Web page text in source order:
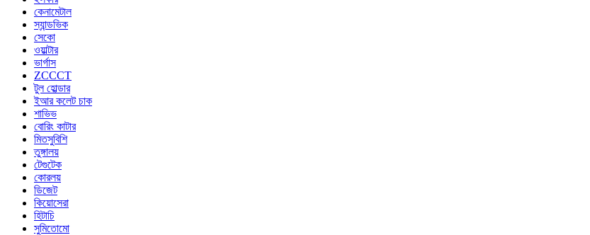
কেনামেটাল
স্যান্ডভিক
সেকো
ওয়াল্টার
ভার্গাস
ZCCCT
টুল হোল্ডার
ইআর কলেট চাক
শাভিভ
বোরিং কাটার
মিতসুবিশি
তুঙ্গালয়
টেগুটেক
কোরলয়
ডিজেট
কিয়োসেরা
হিটাচি
সুমিতোমো